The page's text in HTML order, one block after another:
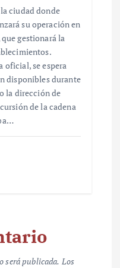
ciudad donde
su operación en
gestionará la
oficial, se espera
disponibles durante
la dirección de
de la cadena
será publicada. Los